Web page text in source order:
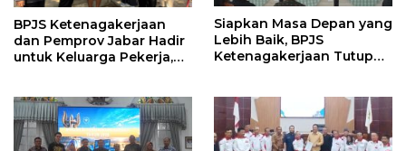
BPJS Ketenagakerjaan
dan Pemprov Jabar Hadir
untuk Keluarga Pekerja,
Siapkan Masa Depan yang
Lebih Baik, BPJS
Ketenagakerjaan Tutup